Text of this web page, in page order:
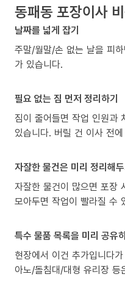
동패동 포장이사
날짜를 넓게 잡기
주말/월말/손 없는 날을 피
가 있습니다.
필요 없는 짐 먼저 정리하기
짐이 줄어들면 작업 인원과
있습니다. 버릴 건 이사 전
자잘한 물건은 미리 정리해
자잘한 물건이 많으면 포장
모아두면 작업이 빨라질 수
특수 물품 목록을 미리 공유
현장에서 이건 추가입니다
아노/돌침대/대형 유리장